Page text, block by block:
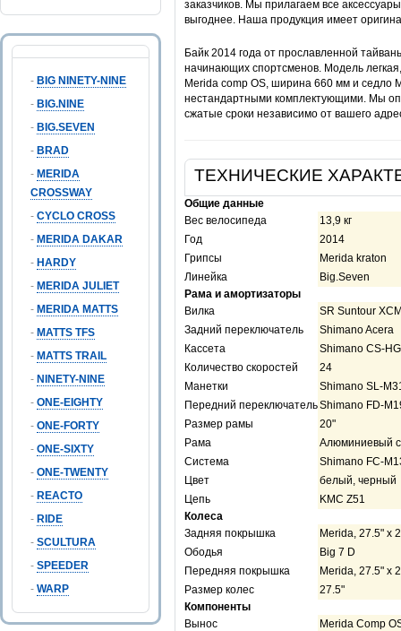
- BIG NINETY-NINE
- BIG.NINE
- BIG.SEVEN
- BRAD
- MERIDA
CROSSWAY
- CYCLO CROSS
- MERIDA DAKAR
- HARDY
- MERIDA JULIET
- MERIDA MATTS
- MATTS TFS
- MATTS TRAIL
- NINETY-NINE
- ONE-EIGHTY
- ONE-FORTY
- ONE-SIXTY
- ONE-TWENTY
- REACTO
- RIDE
- SCULTURA
- SPEEDER
- WARP
заказчиков. Мы прилагаем все
выгоднее. Наша продукция имеет
Байк 2014 года от прославленной
начинающих спортсменов. Модель
Merida comp OS, ширина 660 мм и седло
нестандартными комплектующими. Мы
сжатые сроки независимо от вашего
ТЕХНИЧЕСКИЕ
Общие данные
Вес велосипеда
13,9 кг
Год
2014
Грипсы
Merida kraton
Линейка
Big.Seven
Рама и амортизаторы
Вилка
SR Suntour
Задний переключатель
Shimano Acera
Кассета
Shimano CS-
Количество скоростей
24
Манетки
Shimano SL-
Передний переключательShimano FD-
Размер рамы
20"
Рама
Алюминиевый
Система
Shimano FC-
Цвет
белый, черный
Цепь
KMC Z51
Колеса
Задняя покрышка
Merida, 27.5" х
Ободья
Big 7 D
Передняя покрышка
Merida, 27.5" х
Размер колес
27.5"
Компоненты
Вынос
Merida Comp